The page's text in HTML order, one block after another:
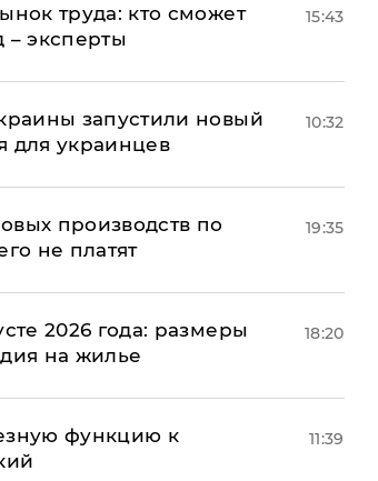
труда: кто сможет
– эксперты
15:43
запустили новый
для украинцев
10:32
производств по
не платят
19:35
2026 года: размеры
на жилье
18:20
функцию к
11:39